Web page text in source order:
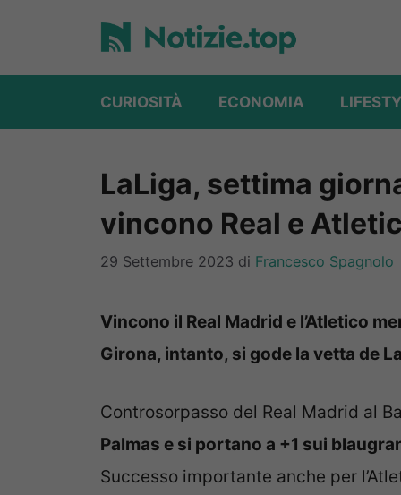
contenuto
CURIOSITÀ ECONOMIA
LaLiga, settima
vincono Real e
29 Settembre 2023 di Francesco Spagnolo
Vincono il Real Madrid e l’Atletico
Girona, intanto, si gode la vetta de
Controsorpasso del Real Madrid al
Palmas e si portano a +1 sui
Successo importante anche per